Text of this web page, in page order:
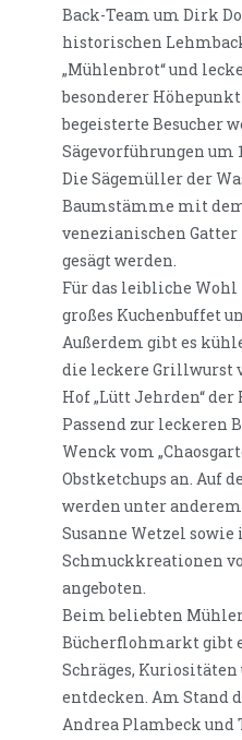
Back-Team um Dirk
historischen
„Mühlenbrot“ und
besonderer
begeisterte Besucher
Sägevorführungen um
Die Sägemüller der
Baumstämme mit
venezianischen
gesägt werden.
Für das leibliche Wohl
großes Kuchenbuffet
Außerdem gibt es
die leckere Grillwurst
Hof „Lütt Jehrden“
Passend zur leckeren
Wenck vom
Obstketchups an. Auf
werden unter
Susanne Wetzel
Schmuckkreationen
angeboten.
Beim beliebten
Bücherflohmarkt gibt
Schräges,
entdecken. Am Stand
Andrea Plambeck